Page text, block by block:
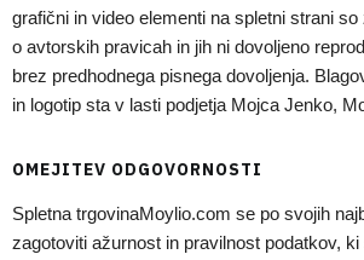
grafični in video elementi na spletni strani
o avtorskih pravicah in jih ni dovoljeno
brez predhodnega pisnega dovoljenja.
in logotip sta v lasti podjetja Mojca Jenko,
OMEJITEV ODGOVORNOSTI
Spletna trgovinaMoylio.com se po svojih
zagotoviti ažurnost in pravilnost podatkov,